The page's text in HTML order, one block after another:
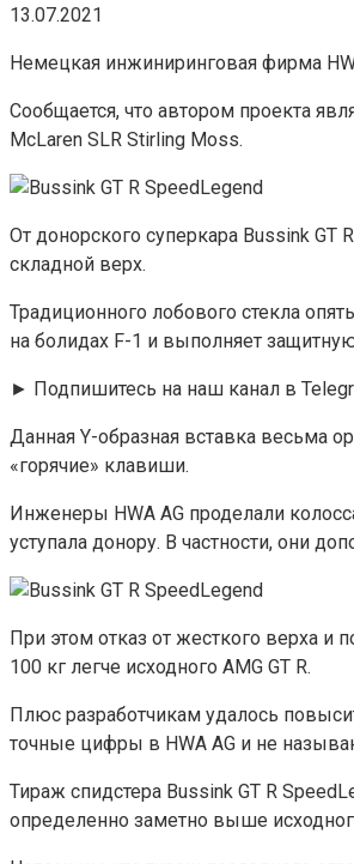
13.07.2021
Немецкая инжиниринговая фирма
Сообщается, что автором проекта
McLaren SLR Stirling Moss.
От донорского суперкара Bussink
складной верх.
Традиционного лобового стекла
на болидах F-1 и выполняет
► Подпишитесь на наш канал в
Данная Y-образная вставка весьма
«горячие» клавиши.
Инженеры HWA AG проделали
уступала донору. В частности, они
При этом отказ от жесткого верха и
100 кг легче исходного AMG GT R.
Плюс разработчикам удалось
точные цифры в HWA AG и не
Тираж спидстера Bussink GT R
определенно заметно выше